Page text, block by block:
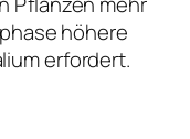
höhere
erfordert.